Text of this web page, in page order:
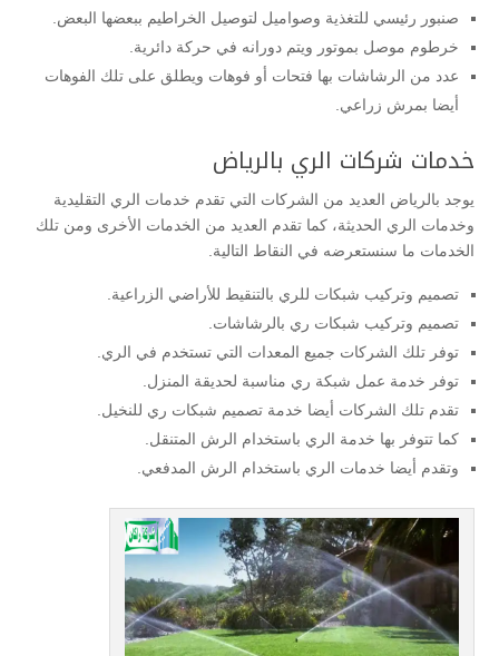
صنبور رئيسي للتغذية وصواميل لتوصيل الخراطيم ببعضها البعض.
خرطوم موصل بموتور ويتم دورانه في حركة دائرية.
عدد من الرشاشات بها فتحات أو فوهات ويطلق على تلك الفوهات
أيضا بمرش زراعي.
خدمات شركات الري بالرياض
يوجد بالرياض العديد من الشركات التي تقدم خدمات الري التقليدية
وخدمات الري الحديثة، كما تقدم العديد من الخدمات الأخرى ومن تلك
الخدمات ما سنستعرضه في النقاط التالية.
تصميم وتركيب شبكات للري بالتنقيط للأراضي الزراعية.
تصميم وتركيب شبكات ري بالرشاشات.
توفر تلك الشركات جميع المعدات التي تستخدم في الري.
توفر خدمة عمل شبكة ري مناسبة لحديقة المنزل.
تقدم تلك الشركات أيضا خدمة تصميم شبكات ري للنخيل.
كما تتوفر بها خدمة الري باستخدام الرش المتنقل.
وتقدم أيضا خدمات الري باستخدام الرش المدفعي.